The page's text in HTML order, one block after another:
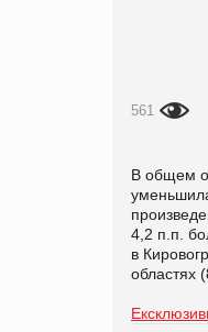
561
В общем
4,2 п.п.
в
областях